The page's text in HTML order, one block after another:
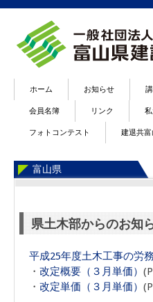
ホーム お知らせ
会員名簿 リンク
フォトコンテスト 建退共
富山県
県土木部からのお知
平成25年度土木工事の労
・改定概要（３月単価）
・改定単価（３月単価）